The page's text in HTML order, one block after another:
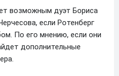
возможным дуэт Бориса
если Ротенберг
По его мнению, если они
дополнительные